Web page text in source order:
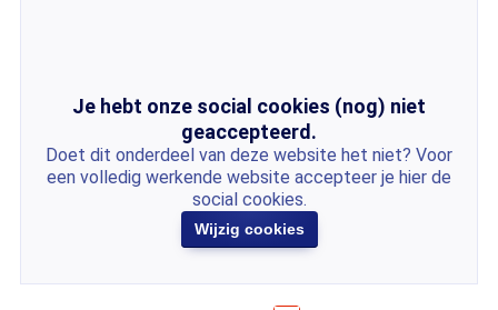
Je hebt onze social cookies (nog) niet
geaccepteerd.
Doet dit onderdeel van deze website het niet? Voor
een volledig werkende website accepteer je hier de
social cookies.
Wijzig cookies